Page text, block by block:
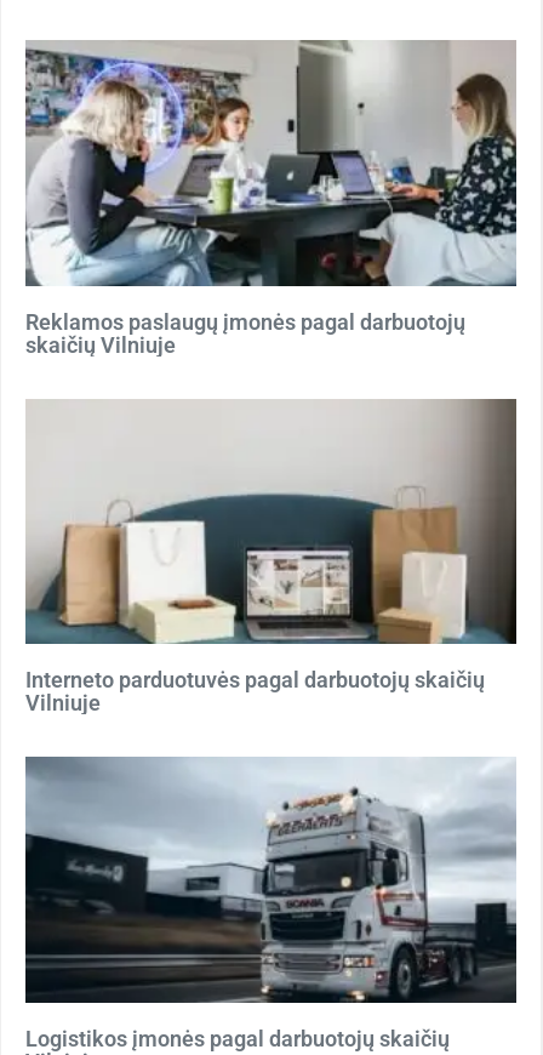
Reklamos paslaugų įmonės pagal darbuotojų
skaičių Vilniuje
Interneto parduotuvės pagal darbuotojų skaičių
Vilniuje
Logistikos įmonės pagal darbuotojų skaičių